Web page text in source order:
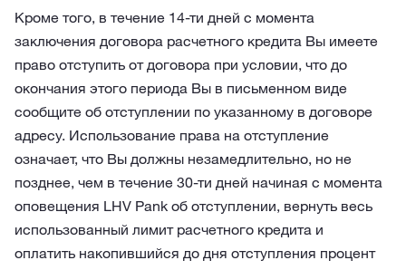
Кроме того, в течение 14-ти дней с момента
заключения договора расчетного кредита Вы имеете
право отступить от договора при условии, что до
окончания этого периода Вы в письменном виде
сообщите об отступлении по указанному в договоре
адресу. Использование права на отступление
означает, что Вы должны незамедлительно, но не
позднее, чем в течение 30-ти дней начиная с момента
оповещения LHV Pank об отступлении, вернуть весь
использованный лимит расчетного кредита и
оплатить накопившийся до дня отступления процент